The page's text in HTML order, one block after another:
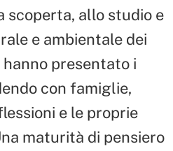
scoperta, allo studio e
e ambientale dei
presentato i
con famiglie,
e le proprie
maturità di pensiero